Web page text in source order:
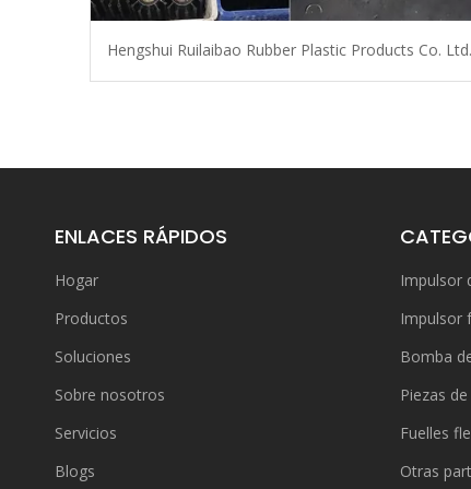
Hengshui Ruilaibao Rubber Plastic Products Co. Ltd.
ENLACES RÁPIDOS
Hogar
Productos
Soluciones
Sobre nosotros
Servicios
Blogs
Impulsor
Impulsor
Bomba
Piezas
Fuelles
Otras